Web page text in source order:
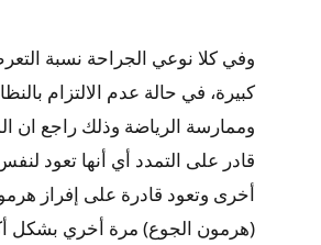
وفي كلا نوعي الجراحة نسبة
كبيرة، في حالة عدم الالتزام
وممارسة الرياضة وذلك راجع ان
قادر على التمدد أي أنها تعود
أخرى وتعود قادرة على إفراز
(هرمون الجوع) مرة أخري بشكل